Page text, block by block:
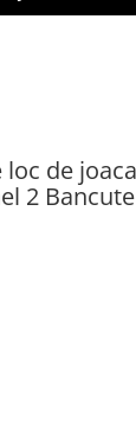
de
2